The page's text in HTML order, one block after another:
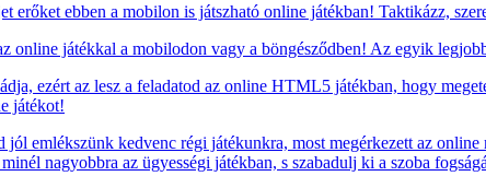
erőket ebben a mobilon is játszható online játékban! Taktikázz,
online játékkal a mobilodon vagy a böngésződben! Az egyik
ezért az lesz a feladatod az online HTML5 játékban, hogy
játékot!
emlékszünk kedvenc régi játékunkra, most megérkezett az
nagyobbra az ügyességi játékban, s szabadulj ki a szoba